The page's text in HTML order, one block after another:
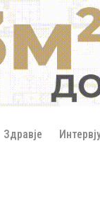
Здравје